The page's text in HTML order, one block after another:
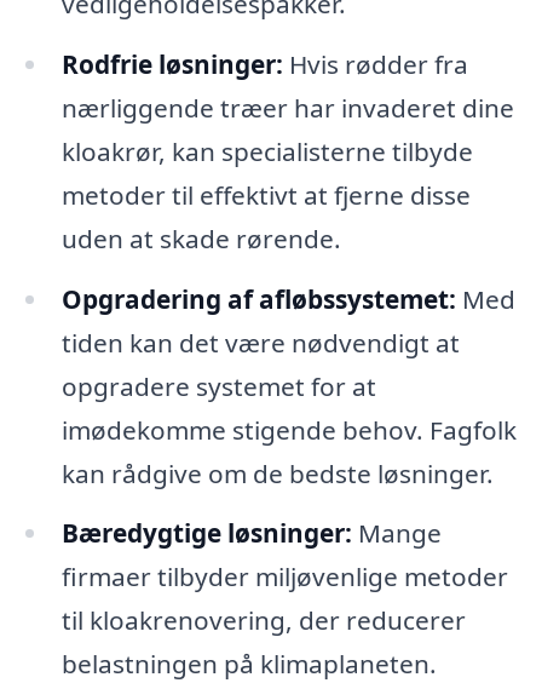
Rodfrie løsninger: Hvis rødder fra
nærliggende træer har invaderet dine
kloakrør, kan specialisterne tilbyde
metoder til effektivt at fjerne disse
uden at skade rørende.
Opgradering af afløbssystemet: Med
tiden kan det være nødvendigt at
opgradere systemet for at
imødekomme stigende behov. Fagfolk
kan rådgive om de bedste løsninger.
Bæredygtige løsninger: Mange
firmaer tilbyder miljøvenlige metoder
til kloakrenovering, der reducerer
belastningen på klimaplaneten.